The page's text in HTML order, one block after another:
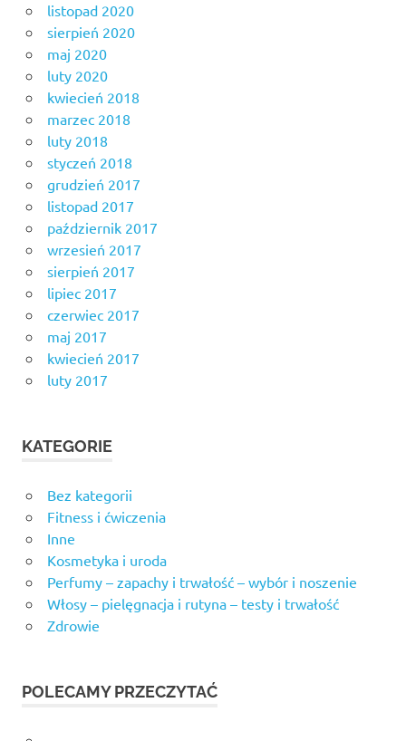
listopad 2020
sierpień 2020
maj 2020
luty 2020
kwiecień 2018
marzec 2018
luty 2018
styczeń 2018
grudzień 2017
listopad 2017
październik 2017
wrzesień 2017
sierpień 2017
lipiec 2017
czerwiec 2017
maj 2017
kwiecień 2017
luty 2017
KATEGORIE
Bez kategorii
Fitness i ćwiczenia
Inne
Kosmetyka i uroda
Perfumy – zapachy i trwałość – wybór i noszenie
Włosy – pielęgnacja i rutyna – testy i trwałość
Zdrowie
POLECAMY PRZECZYTAĆ